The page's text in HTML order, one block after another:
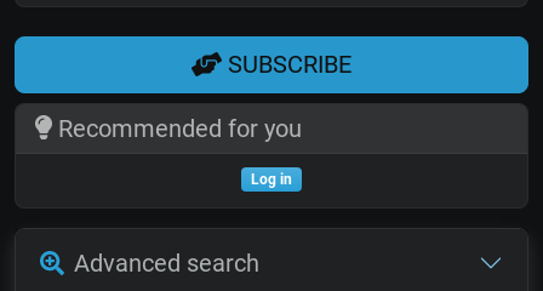
SUBSCRIBE
Recommended for you
Log in
Advanced search